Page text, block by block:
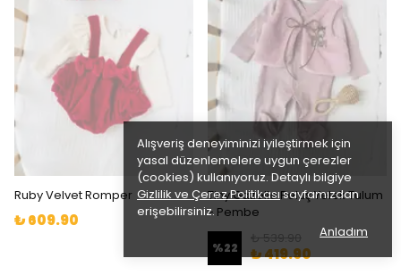
Alışveriş deneyiminizi iyileştirmek için
yasal düzenlemelere uygun çerezler
(cookies) kullanıyoruz. Detaylı bilgiye
Gizlilik ve Çerez Politikasısayfamızdan
erişebilirsiniz.
Anladım
Ruby Velvet Romper
₺ 609.90
Tiny Gazelle Peluş Yelek Tulum
- Pembe
%22 ₺ 419.90